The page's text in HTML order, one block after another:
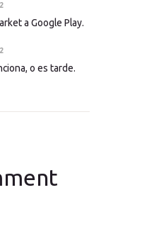
a Google Play.
o es tarde.